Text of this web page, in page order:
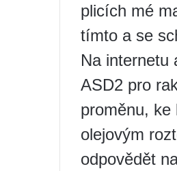
plicích mé
tímto a se
Na internetu
ASD2 pro
proměnu,
olejovým
odpovědět